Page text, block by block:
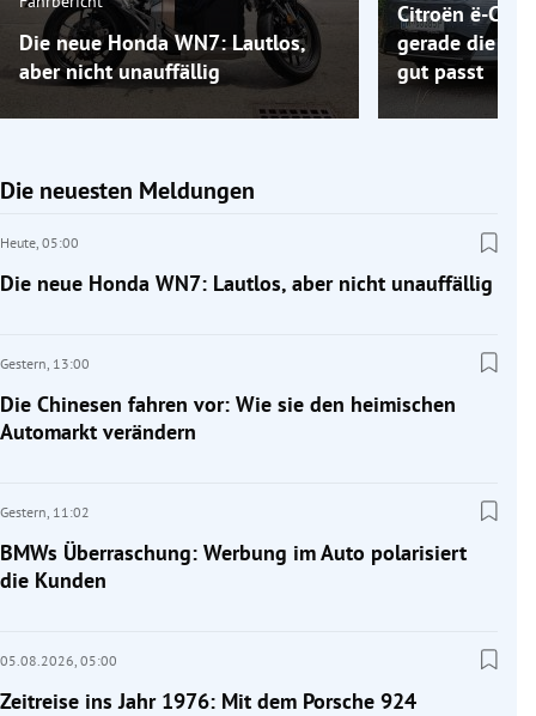
Die neue Honda WN7: Lautlos,
aber nicht unauffällig
Citroën ë-C5
gerade die
gut passt
Die neuesten Meldungen
Heute, 05:00
Die neue Honda WN7: Lautlos, aber nicht unauffällig
Gestern, 13:00
Die Chinesen fahren vor: Wie sie den heimischen
Automarkt verändern
Gestern, 11:02
BMWs Überraschung: Werbung im Auto polarisiert
die Kunden
05.08.2026, 05:00
Zeitreise ins Jahr 1976: Mit dem Porsche 924